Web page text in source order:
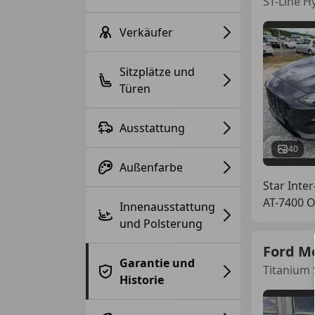
Verkäufer
Sitzplätze und
Türen
Ausstattung
Außenfarbe
Innenausstattung
und Polsterung
Garantie und
Historie
40
Star
AT-7400
Ford
Titanium